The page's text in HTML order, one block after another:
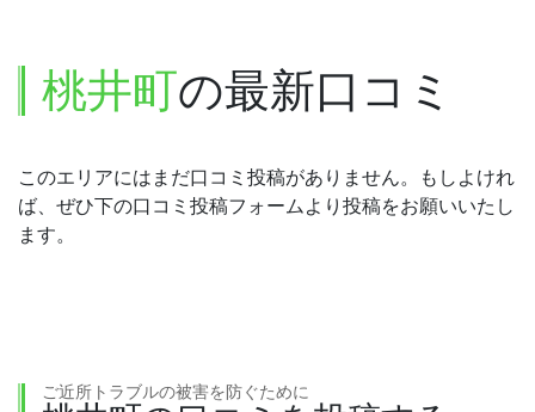
桃井町の最新口コミ
このエリアにはまだ口コミ投稿がありません。もしよけれ
ば、ぜひ下の口コミ投稿フォームより投稿をお願いいたし
ます。
ご近所トラブルの被害を防ぐために